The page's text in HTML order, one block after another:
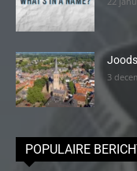
3
POPULAIRE